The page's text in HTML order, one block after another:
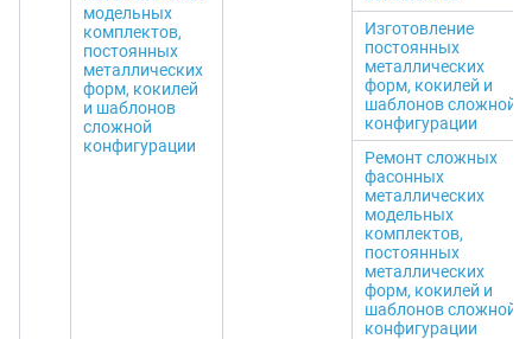
модельных
комплектов,
постоянных
металлических
форм, кокилей
и шаблонов
сложной
конфигурации
Изготовление
постоянных
металлических
форм, кокилей и
шаблонов сложной
конфигурации
Ремонт сложных
фасонных
металлических
модельных
комплектов,
постоянных
металлических
форм, кокилей и
шаблонов сложной
конфигурации